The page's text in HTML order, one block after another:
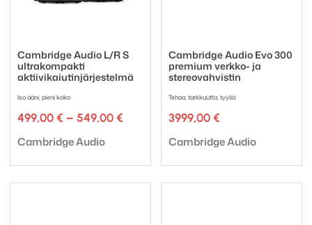
Cambridge Audio L/R S
ultrakompakti
aktiivikaiutinjärjestelmä
Iso ääni, pieni koko
499,00 € – 549,00 € Hintaluokka:
Tuotemerkki:
Cambridge Audio
Cambridge Audio Evo 300
premium verkko- ja
stereovahvistin
Tehoa, tarkkuutta, tyyliä
3999,00 €
Tuotemerkki:
Cambridge Audio